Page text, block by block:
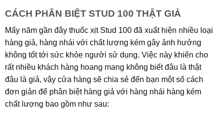
CÁCH PHÂN BIỆT STUD 100 THẬT GIẢ
Mấy năm gần đây thuốc xịt Stud 100 đã xuất hiện nhiều loại
hàng giả, hàng nhái với chất lượng kém gây ảnh hưởng
không tốt tới sức khỏe người sử dụng. Việc này khiến cho
rất nhiều khách hàng hoang mang không biết đâu là thật
đâu là giả, vậy cửa hàng sẽ chia sẻ đến bạn một số cách
đơn giản để phân biệt hàng giả với hàng nhái hàng kém
chất lượng bao gồm như sau: